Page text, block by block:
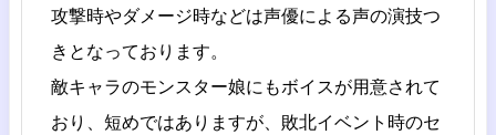
攻撃時やダメージ時などは声優による声の演技つ
きとなっております。
敵キャラのモンスター娘にもボイスが用意されて
おり、短めではありますが、敗北イベント時のセ